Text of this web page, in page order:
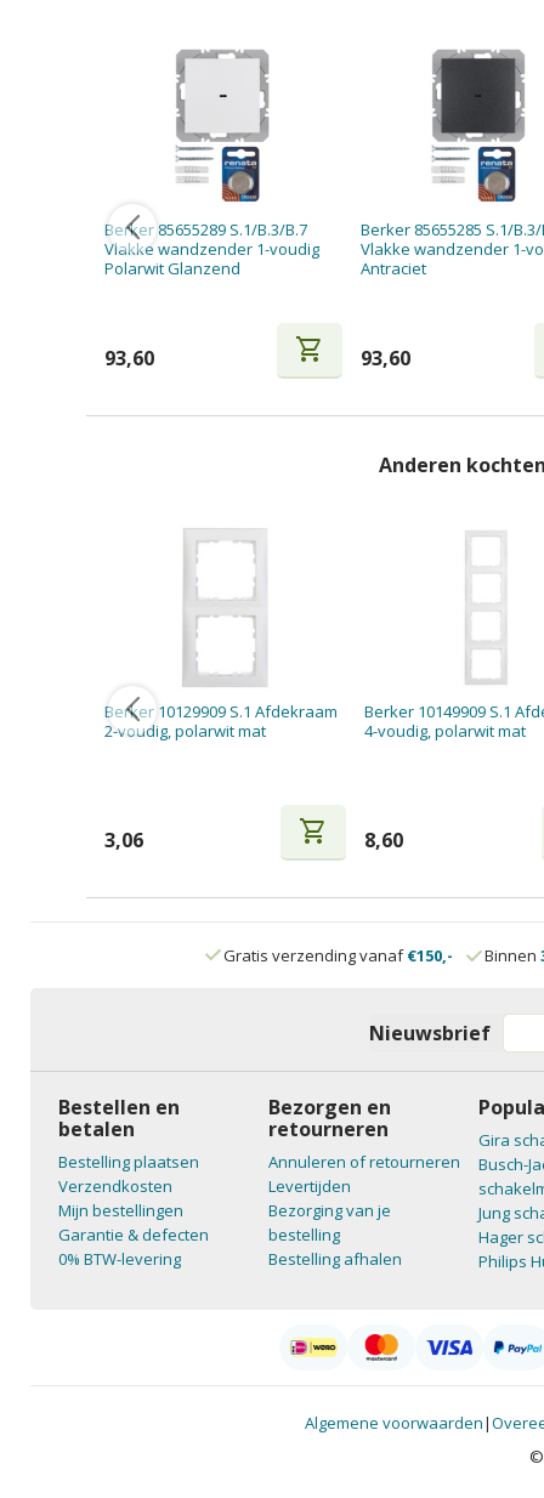
Berker 85655289 S.1/B.3/B.7
Vlakke wandzender 1-voudig
Polarwit Glanzend
93,60 shopping_cart
Berker 85655285 S.1/
Vlakke wandzender 1-
Antraciet
93,60
Anderen
Berker 10129909 S.1 Afdekraam
2-voudig, polarwit mat
3,06 shopping_cart
Berker 10149909 S.1
4-voudig, polarwit mat
8,60
Gratis verzending vanaf€150,- Binnen
Nieuwsbrief
Bestellen en
betalen
Bestelling plaatsen
Verzendkosten
Mijn bestellingen
Garantie & defecten
0% BTW-levering
Bezorgen en
retourneren
Annuleren of retourneren
Levertijden
Bezorging van je
bestelling
Bestelling afhalen
Gira
Busch-
Jung
Hager
Philips
Algemene voorwaarden|
©